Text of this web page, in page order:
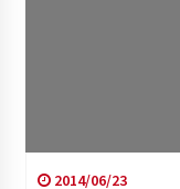
2014/06/23